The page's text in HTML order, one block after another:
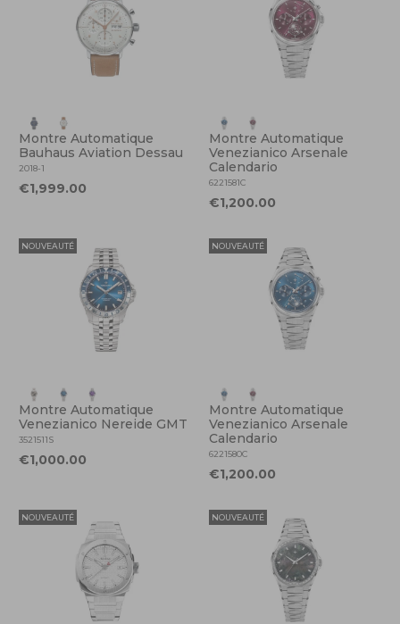
Montre Automatique
Bauhaus Aviation Dessau
2018-1
€1,999.00
Montre Automatique
Venezianico Arsenale
Calendario
6221581C
€1,200.00
NOUVEAUTÉ
Montre Automatique
Venezianico Nereide GMT
3521511S
€1,000.00
NOUVEAUTÉ
Montre Automatique
Venezianico Arsenale
Calendario
6221580C
€1,200.00
NOUVEAUTÉ NOUVEAUTÉ